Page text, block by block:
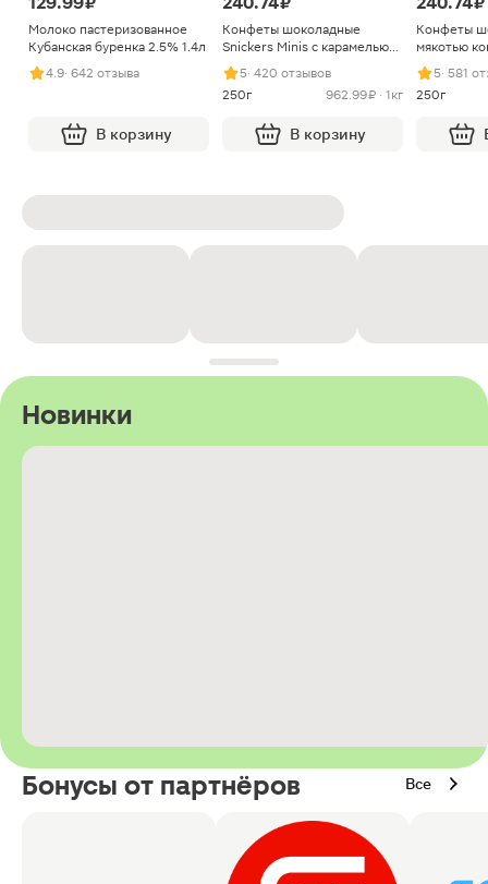
Молоко пастеризованное
Кубанская буренка 2.5% 1.4л
4.9· 642 отзыва
В корзину
Конфеты шоколадные
Snickers Minis с карамелью
арахисом и нугой
5· 420 отзывов
250г
962.99 ₽ · 1кг
В корзину
Конфеты
мякотью
5· 581
250г
Новинки
Бонусы от партнёров Все